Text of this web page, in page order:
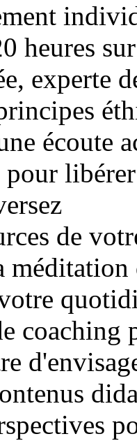
heures
experte
écoute
de
coaching